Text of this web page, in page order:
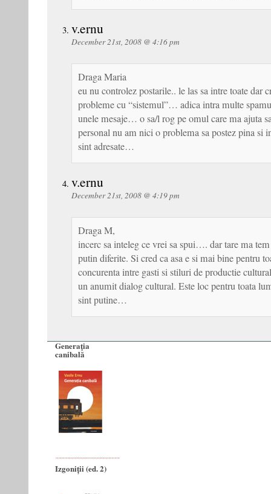
v.ernu
December 21st, 2008 @ 4:16 pm
Draga Maria
eu nu controlez postarile.. le las sa intre toate dar
probleme cu “sistemul”… adica intra multe
unele mesaje… o sa/l rog pe omul care ma ajuta
personal nu am nici o problema sa postez pina si
sint adresate…
v.ernu
December 21st, 2008 @ 4:19 pm
Draga M,
incerc sa inteleg ce vrei sa spui…. dar tare ma
putin diferite. Si cred ca asa e si mai bine pentru
concurenta intre gasti si stiluri de productie
un anumit dialog cultural. Este loc pentru toata
sint putine…
Generaţia
canibală
Izgoniții (ed. 2)